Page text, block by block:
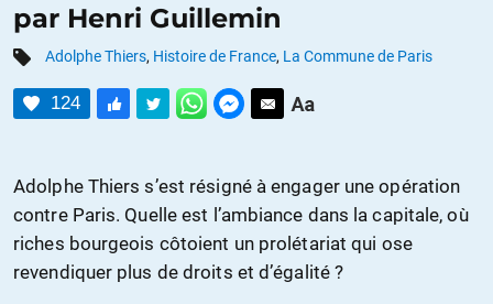
DOSSIERS
CATÉGORIES
MOTS CLÉS
CONTACTER
FAIRE UN
DON
par Henri Guillemin
Adolphe Thiers, Histoire de France, La Commune de Paris
124
Adolphe Thiers s’est résigné à engager une opération
contre Paris. Quelle est l’ambiance dans la capitale, où
riches bourgeois côtoient un prolétariat qui ose
revendiquer plus de droits et d’égalité ?